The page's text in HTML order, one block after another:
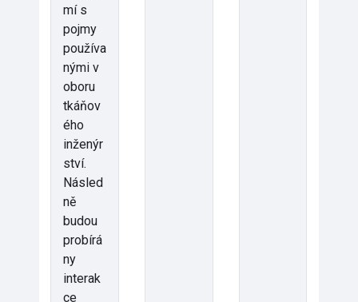
mí s
pojmy
používa
nými v
oboru
tkáňov
ého
inženýr
ství.
Násled
ně
budou
probírá
ny
interak
ce